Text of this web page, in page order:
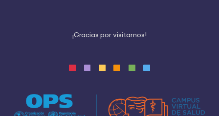
¡Gracias porvisitarnos!